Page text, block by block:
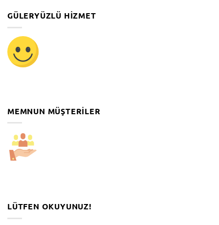
GÜLERYÜZLÜ HIZMET
MEMNUN MÜŞTERILER
LÜTFEN OKUYUNUZ!